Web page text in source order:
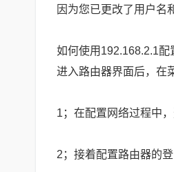
因为您已更改了用户名
如何使用192.168.2.1配
进入路由器界面后，在
1；在配置网络过程中
2；接着配置路由器的